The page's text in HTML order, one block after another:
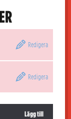
Redigera
Redigera
Lägg till